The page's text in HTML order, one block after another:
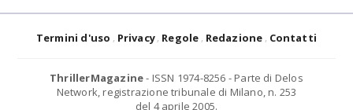
Termini d'uso Privacy Regole Redazione Contatti
ThrillerMagazine- ISSN 1974-8256 - Parte di Delos
Network, registrazione tribunale di Milano, n. 253
del 4 aprile 2005.